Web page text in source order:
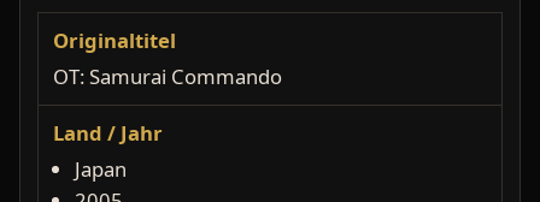
Originaltitel
OT: Samurai Commando
Land / Jahr
Japan